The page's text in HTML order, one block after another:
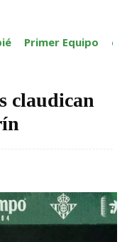
Primer Equipo
claudican